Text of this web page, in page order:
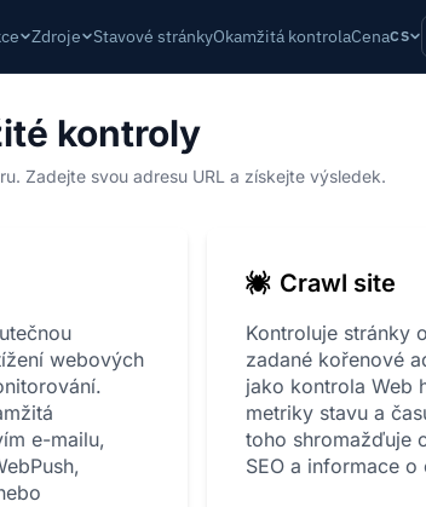
Zdroje Stavové stránkyOkamžitá kontrolaCenaCS
kontroly
Zadejte svou adresu URL a získejte výsledek.
webových
e-mailu,
Crawl site
Kontroluje stránky
zadané kořenové
jako kontrola Web
metriky stavu a
toho shromažďuje
SEO a informace o